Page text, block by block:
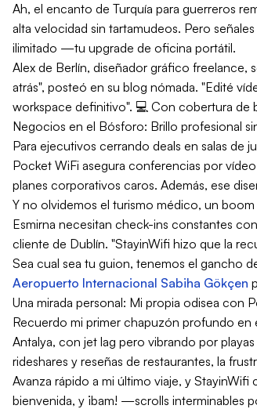
Ah, el encanto de Turquía para guerreros
alta velocidad sin tartamudeos. Pero
ilimitado —tu upgrade de oficina portátil.
Alex de Berlín, diseñador gráfico freelance,
atrás", posteó en su blog nómada. "Edité
workspace definitivo". 💻 Con cobertura de
Negocios en el Bósforo: Brillo profesional
Para ejecutivos cerrando deals en salas de
Pocket WiFi asegura conferencias por
planes corporativos caros. Además, ese
Y no olvidemos el turismo médico, un
Esmirna necesitan check-ins constantes
cliente de Dublín. "StayinWifi hizo que la
Sea cual sea tu guion, tenemos el gancho
Aeropuerto Internacional Sabiha Gökçen
Una mirada personal: Mi propia odisea con
Recuerdo mi primer chapuzón profundo
Antalya, con jet lag pero vibrando por
rideshares y reseñas de restaurantes, la
Avanza rápido a mi último viaje, y
bienvenida, y ¡bam! —scrolls interminables